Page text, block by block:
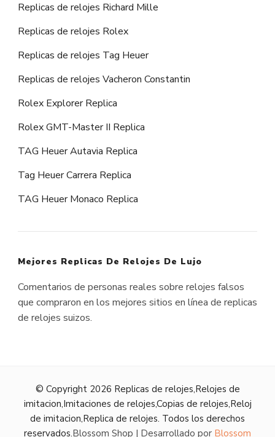
Replicas de relojes Richard Mille
Replicas de relojes Rolex
Replicas de relojes Tag Heuer
Replicas de relojes Vacheron Constantin
Rolex Explorer Replica
Rolex GMT-Master II Replica
TAG Heuer Autavia Replica
Tag Heuer Carrera Replica
TAG Heuer Monaco Replica
Mejores Replicas De Relojes De Lujo
Comentarios de personas reales sobre relojes falsos
que compraron en los mejores sitios en línea de replicas
de relojes suizos.
© Copyright 2026 Replicas de relojes,Relojes de
imitacion,Imitaciones de relojes,Copias de relojes,Reloj
de imitacion,Replica de relojes. Todos los derechos
reservados.Blossom Shop | Desarrollado por Blossom